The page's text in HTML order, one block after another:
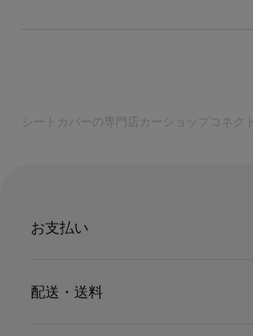
シートカバーの専門店カーショップコネクト
お支払い
配送・送料